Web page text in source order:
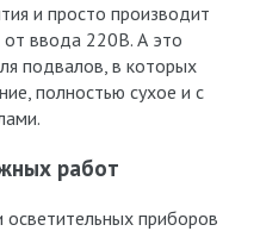
и просто производит
от ввода 220В. А это
подвалов, в которых
полностью сухое и с
работ
приборов